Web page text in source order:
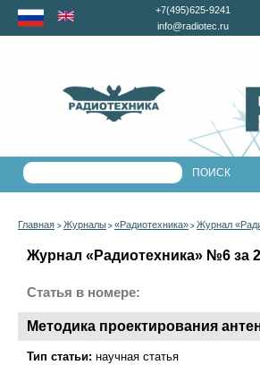
+7(495)625-9241
info@radiotec.ru
Главная > Журналы > «Радиотехника» > Журнал
Журнал «Радиотехника» №6 за
Статья в номере:
Методика проектирования
Тип статьи: научная статья